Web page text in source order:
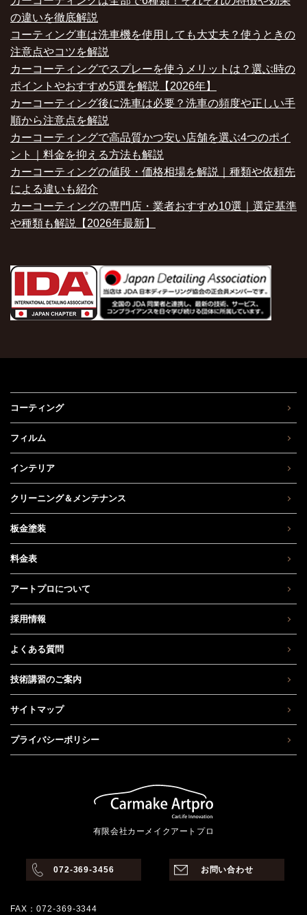
の違いを徹底解説
コーティング車は洗車機を使用しても大丈夫？使うときの
注意点やコツを解説
カーコーティングでスプレーを使うメリットは？選ぶ時の
ポイントやおすすめ5選を解説【2026年】
カーコーティング後に洗車は必要？洗車の頻度や正しい手
順から注意点を解説
カーコーティングで高品質かつ安い店舗を選ぶ4つのポイ
ント｜料金を抑える方法も解説
カーコーティングの値段・価格相場を解説｜種類や依頼先
による違いも紹介
カーコーティングの専門店・業者おすすめ10選｜選定基準
や種類も解説【2026年最新】
コーティング
フィルム
インテリア
クリーニング＆メンテナンス
板金塗装
料金表
アートプロについて
採用情報
よくある質問
技術講習のご案内
サイトマップ
プライバシーポリシー
有限会社カーメイクアートプロ
072-369-3456 お問い合わせ
FAX：072-369-3344